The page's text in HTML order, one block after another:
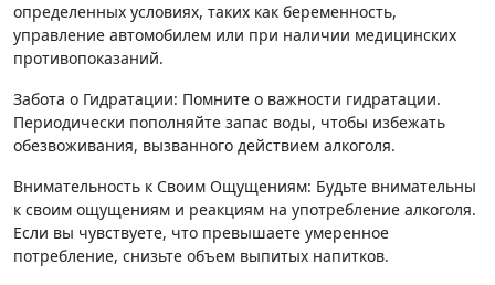
определенных условиях, таких как беременность,
управление автомобилем или при наличии медицинских
противопоказаний.
Забота о Гидратации: Помните о важности гидратации.
Периодически пополняйте запас воды, чтобы избежать
обезвоживания, вызванного действием алкоголя.
Внимательность к Своим Ощущениям: Будьте внимательны
к своим ощущениям и реакциям на употребление алкоголя.
Если вы чувствуете, что превышаете умеренное
потребление, снизьте объем выпитых напитков.